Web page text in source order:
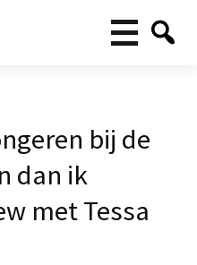
bij de
dan ik
met Tessa